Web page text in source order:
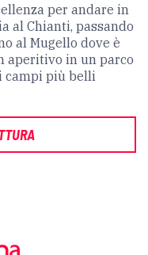
per andare in
al Chianti, passando
al Mugello dove è
aperitivo in un parco
campi più belli